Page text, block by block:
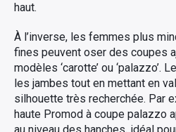
haut.
À l’inverse, les femmes plus
fines peuvent oser des coupes
modèles ‘carotte’ ou ‘palazzo’.
les jambes tout en mettant en
silhouette très recherchée. Par
haute Promod à coupe palazzo